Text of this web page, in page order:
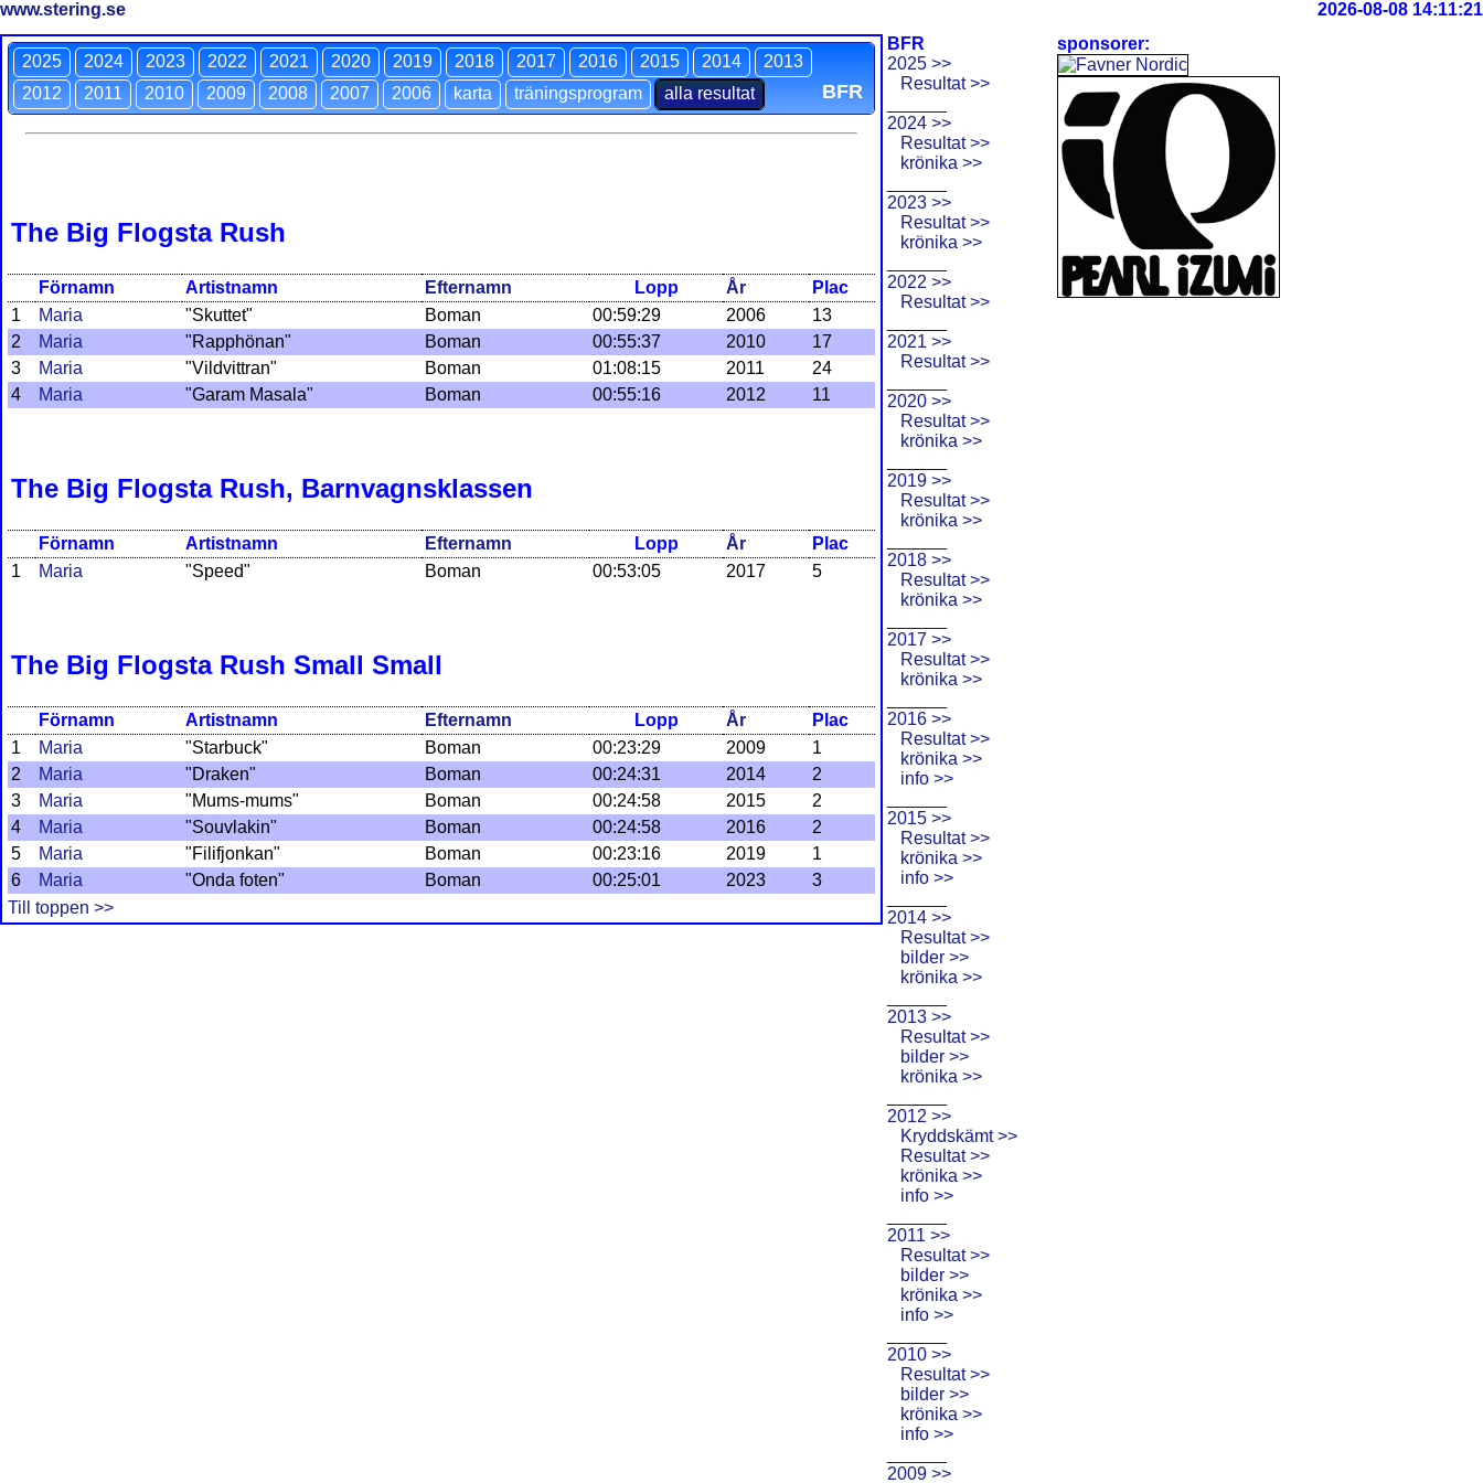
www.stering.se 2026-08-08 14:11:21
2025 2024 2023 2022 2021 2020 2019 2018 2017 2016 2015 2014
2013
2012
2011 2010 2009 2008 2007 2006 karta träningsprogram alla resultat BFR
The Big Flogsta Rush
Förnamn Artistnamn Efternamn Lopp År
Plac
1
Maria "Skuttet" Boman 00:59:29 2006
13
2
Maria "Rapphönan" Boman 00:55:37 2010
17
3
Maria "Vildvittran" Boman 01:08:15 2011
24
4
Maria "Garam Masala" Boman 00:55:16 2012 11
The Big Flogsta Rush, Barnvagnsklassen
Förnamn Artistnamn Efternamn Lopp År
Plac
1
Maria "Speed" Boman 00:53:05 2017 5
The Big Flogsta Rush Small Small
Förnamn Artistnamn Efternamn Lopp År
Plac
1
Maria "Starbuck" Boman 00:23:29 2009
1
2
Maria "Draken" Boman 00:24:31 2014
2
3
Maria "Mums-mums" Boman 00:24:58 2015
2
4
Maria "Souvlakin" Boman 00:24:58 2016
2
5
Maria "Filifjonkan" Boman 00:23:16 2019
1
6
Maria "Onda foten" Boman 00:25:01 2023
3
Till toppen >>
BFR
2025 >>
Resultat >>
2024 >>
Resultat >>
krönika >>
2023 >>
Resultat >>
krönika >>
2022 >>
Resultat >>
2021 >>
Resultat >>
2020 >>
Resultat >>
krönika >>
2019 >>
Resultat >>
krönika >>
2018 >>
Resultat >>
krönika >>
2017 >>
Resultat >>
krönika >>
2016 >>
Resultat >>
krönika >>
info >>
2015 >>
Resultat >>
krönika >>
info >>
2014 >>
Resultat >>
bilder >>
krönika >>
2013 >>
Resultat >>
bilder >>
krönika >>
2012 >>
Kryddskämt >>
Resultat >>
krönika >>
info >>
2011 >>
Resultat >>
bilder >>
krönika >>
info >>
2010 >>
Resultat >>
bilder >>
krönika >>
info >>
2009 >>
sponsorer: